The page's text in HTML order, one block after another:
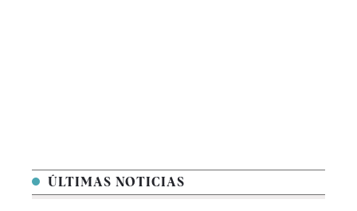
ÚLTIMAS NOTICIAS